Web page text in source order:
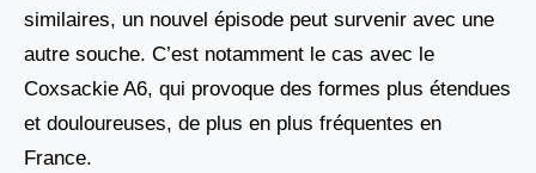
similaires, un nouvel épisode peut survenir avec une
autre souche. C’est notamment le cas avec le
Coxsackie A6, qui provoque des formes plus étendues
et douloureuses, de plus en plus fréquentes en
France.